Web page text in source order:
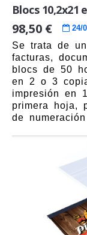
Blocs 10,2x21
98,50 € 24/
Se trata de
facturas,
blocs de 50
en 2 o 3
impresión en
primera hoja,
de